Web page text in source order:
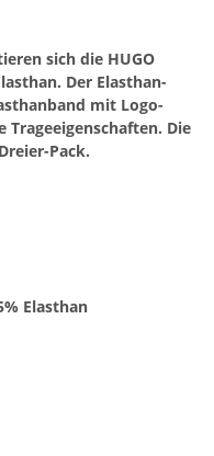
sich die HUGO
Der Elasthan-
mit Logo-
Die
Pack.
Elasthan